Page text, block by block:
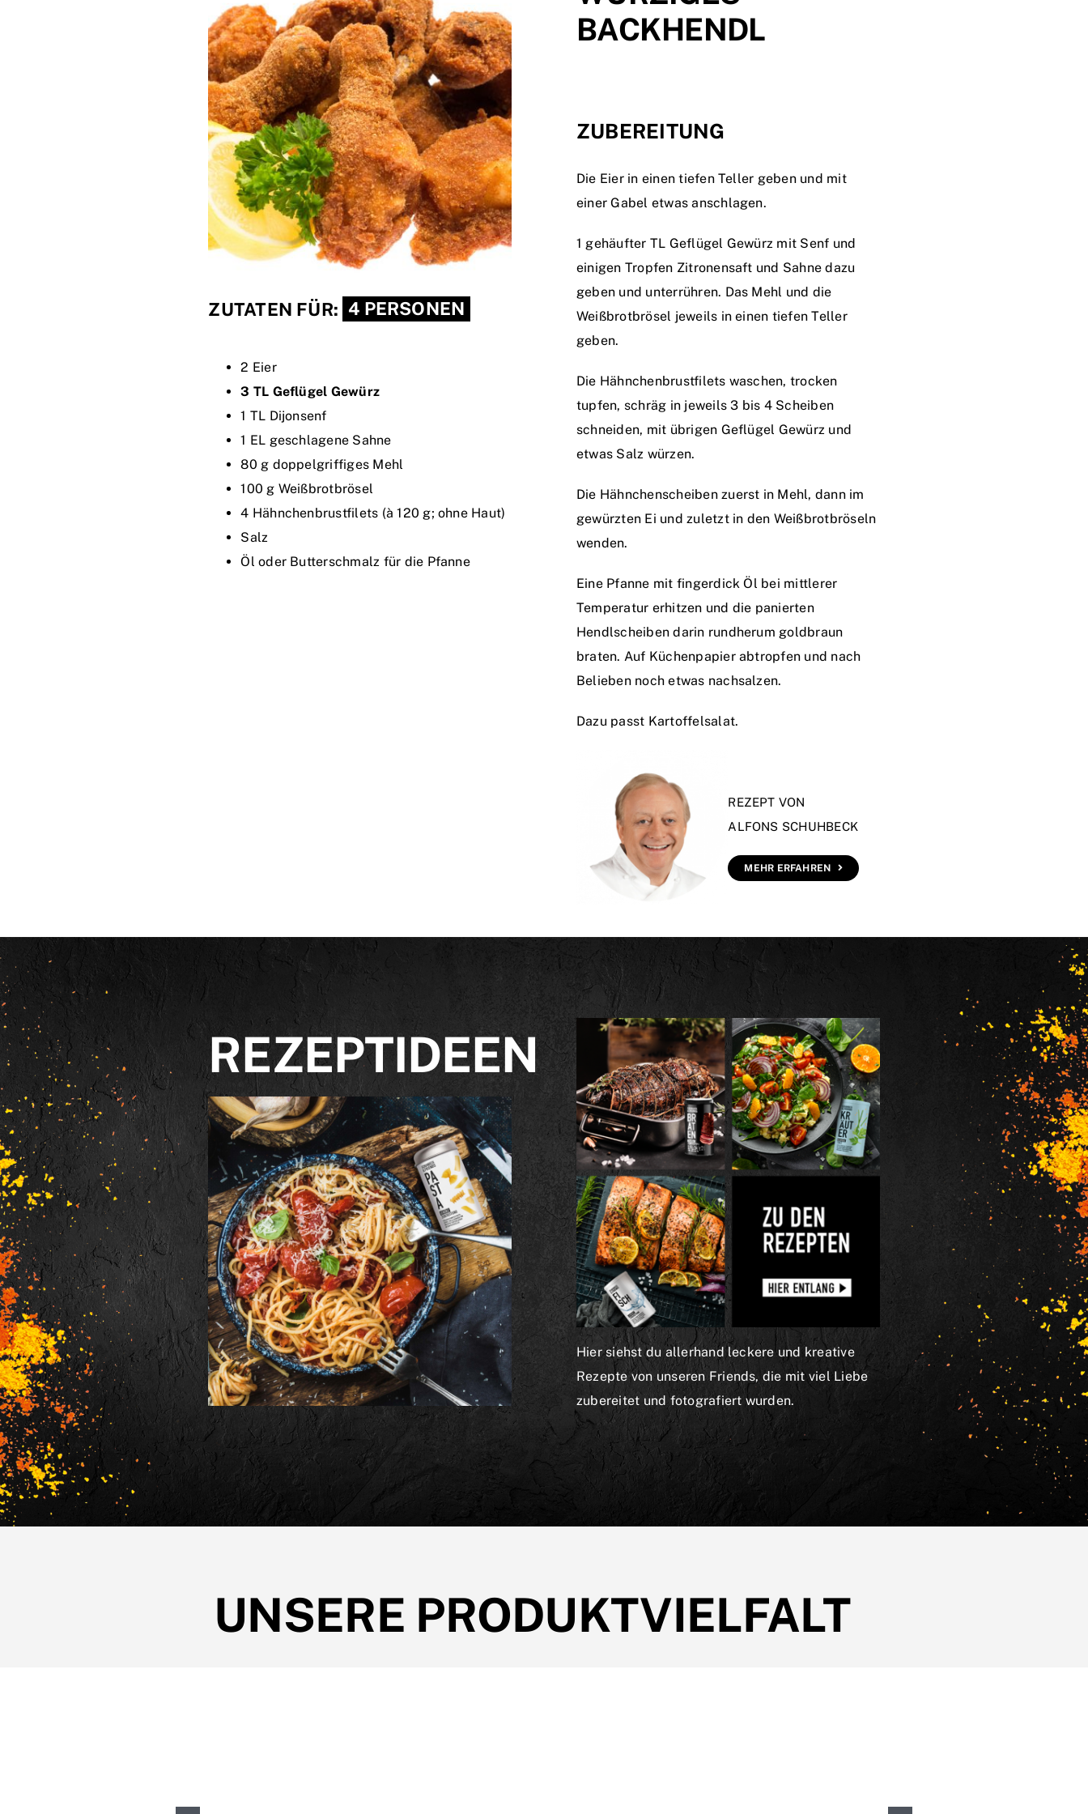
ZUTATEN FÜR: 4 PERSONEN
2 Eier
3 TL Geflügel Gewürz
1 TL Dijonsenf
1 EL geschlagene Sahne
80 g doppelgriffiges Mehl
100 g Weißbrotbrösel
4 Hähnchenbrustfilets (à 120 g; ohne Haut)
Salz
Öl oder Butterschmalz für die Pfanne
BACKHENDL
ZUBEREITUNG
Die Eier in einen tiefen Teller geben und mit
einer Gabel etwas anschlagen.
1 gehäufter TL Geflügel Gewürz mit Senf und
einigen Tropfen Zitronensaft und Sahne dazu
geben und unterrühren. Das Mehl und die
Weißbrotbrösel jeweils in einen tiefen Teller
geben.
Die Hähnchenbrustfilets waschen, trocken
tupfen, schräg in jeweils 3 bis 4 Scheiben
schneiden, mit übrigen Geflügel Gewürz und
etwas Salz würzen.
Die Hähnchenscheiben zuerst in Mehl, dann im
gewürzten Ei und zuletzt in den Weißbrotbröseln
wenden.
Eine Pfanne mit fingerdick Öl bei mittlerer
Temperatur erhitzen und die panierten
Hendlscheiben darin rundherum goldbraun
braten. Auf Küchenpapier abtropfen und nach
Belieben noch etwas nachsalzen.
Dazu passt Kartoffelsalat.
REZEPT VON
ALFONS SCHUHBECK
MEHR ERFAHREN
REZEPTIDEEN
Hier siehst du allerhand leckere und kreative
Rezepte von unseren Friends, die mit viel Liebe
zubereitet und fotografiert wurden.
UNSERE PRODUKTVIELFALT